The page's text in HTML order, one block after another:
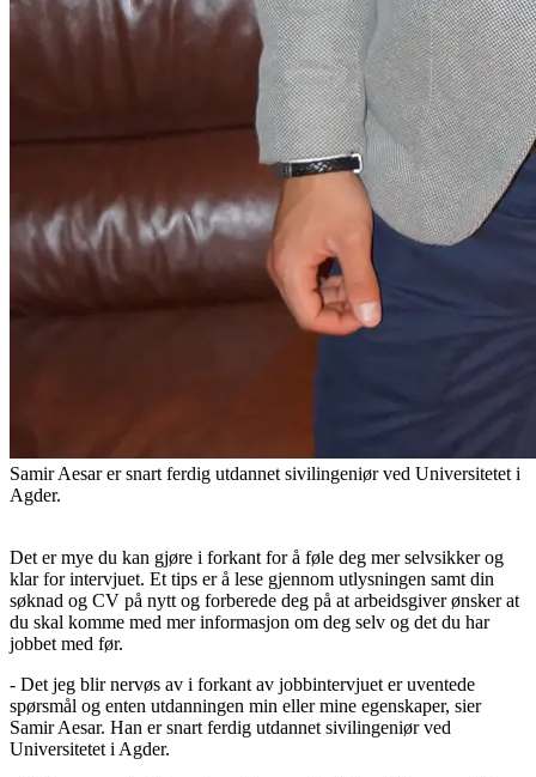
Samir Aesar er snart ferdig utdannet sivilingeniør ved Universitetet i
Agder.
Det er mye du kan gjøre i forkant for å føle deg mer selvsikker og
klar for intervjuet. Et tips er å lese gjennom utlysningen samt din
søknad og CV på nytt og forberede deg på at arbeidsgiver ønsker at
du skal komme med mer informasjon om deg selv og det du har
jobbet med før.
- Det jeg blir nervøs av i forkant av jobbintervjuet er uventede
spørsmål og enten utdanningen min eller mine egenskaper, sier
Samir Aesar. Han er snart ferdig utdannet sivilingeniør ved
Universitetet i Agder.